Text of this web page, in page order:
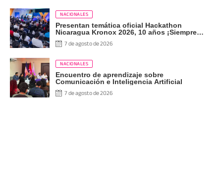
NACIONALES
Presentan temática oficial Hackathon
Nicaragua Kronox 2026, 10 años ¡Siempre
Más Allá!
7 de agosto de 2026
NACIONALES
Encuentro de aprendizaje sobre
Comunicación e Inteligencia Artificial
7 de agosto de 2026